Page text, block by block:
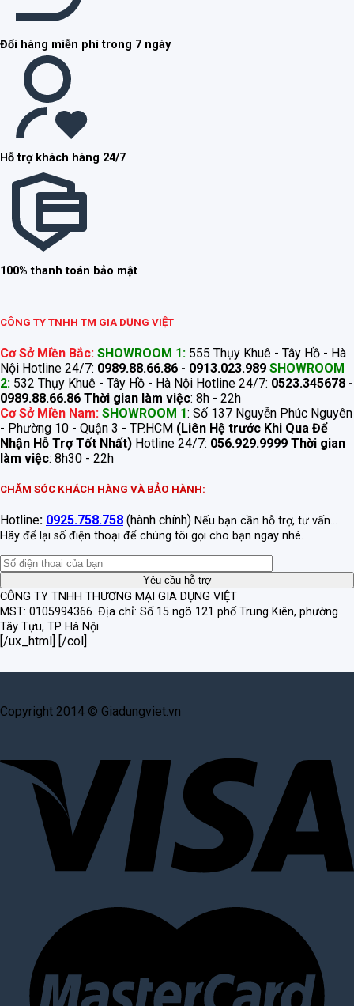
Đổi hàng miễn phí trong 7 ngày
Hỗ trợ khách hàng 24/7
100% thanh toán bảo mật
CÔNG TY TNHH TM GIA DỤNG VIỆT
Cơ Sở Miền Bắc: SHOWROOM 1: 555 Thụy Khuê - Tây Hồ - Hà
Nội Hotline 24/7: 0989.88.66.86 - 0913.023.989 SHOWROOM
2: 532 Thụy Khuê - Tây Hồ - Hà Nội Hotline 24/7: 0523.345678 -
0989.88.66.86 Thời gian làm việc: 8h - 22h
Cơ Sở Miền Nam: SHOWROOM 1: Số 137 Nguyễn Phúc Nguyên
- Phường 10 - Quận 3 - TP.HCM (Liên Hệ trước Khi Qua Để
Nhận Hỗ Trợ Tốt Nhất) Hotline 24/7: 056.929.9999 Thời gian
làm việc: 8h30 - 22h
CHĂM SÓC KHÁCH HÀNG VÀ BẢO HÀNH:
Hotline: 0925.758.758 (hành chính) Nếu bạn cần hỗ trợ, tư vấn...
Hãy để lại số điện thoại để chúng tôi gọi cho bạn ngay nhé.
CÔNG TY TNHH THƯƠNG MẠI GIA DỤNG VIỆT
MST: 0105994366. Địa chỉ: Số 15 ngõ 121 phố Trung Kiên, phường
Tây Tựu, TP Hà Nội
[/ux_html] [/col]
Copyright 2014 © Giadungviet.vn